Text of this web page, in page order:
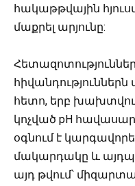
հակաթթվային
մաքրել արյունը:
հետո, երբ
կոչված pH
օգնում է
մակարդակը և
այդ թվում՝